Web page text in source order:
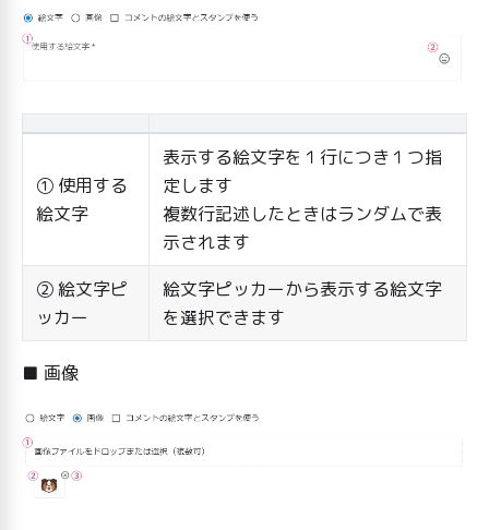
① 使用する
絵文字
表示する絵文字を１行につき１つ指
定します
複数行記述したときはランダムで表
示されます
② 絵文字ピ
ッカー
絵文字ピッカーから表示する絵文字
を選択できます
■ 画像